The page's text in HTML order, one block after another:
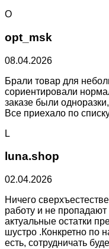
O
opt_msk
08.04.2026
Брали товар для
сориентировали
заказе были
Все приехало по
L
luna.shop
02.04.2026
Ничего
работу и не
актуальные остатки
шустро .Конкретно по
есть, сотрудничать